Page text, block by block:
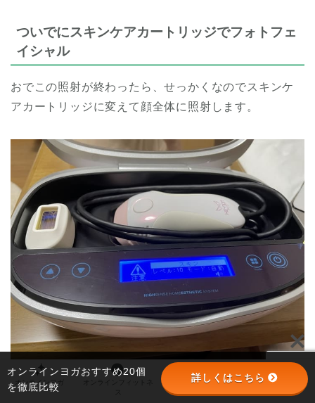
ついでにスキンケアカートリッジでフォトフェ
イシャル
おでこの照射が終わったら、せっかくなのでスキンケ
アカートリッジに変えて顔全体に照射します。
ケノンにはスキンケアカートリッジが付属していま
オンラインヨガ オンラインパーソナル パーソナルジム
オンラインヨガおすすめ20個
を徹底比較
詳しくはこちら